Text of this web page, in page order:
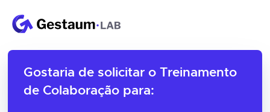
Gostaria de solicitar o Treinamento
de Colaboração para: